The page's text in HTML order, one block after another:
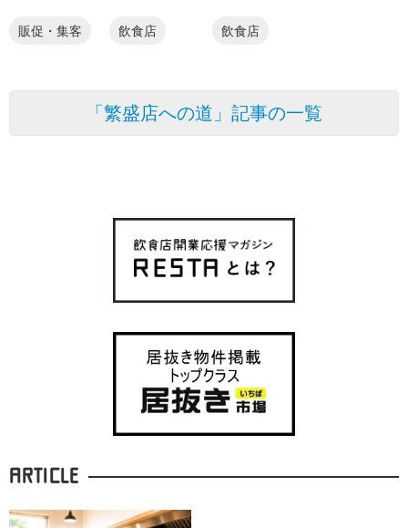
販促・集客 飲食店 飲食店
「繁盛店への道」記事の一覧
ARTICLE